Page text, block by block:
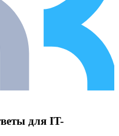
для IT-